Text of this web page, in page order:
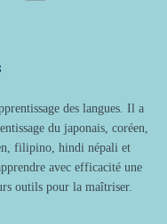
des langues. Il a
du japonais, coréen,
filipino, hindi népali et
avec efficacité une
outils pour la maîtriser.